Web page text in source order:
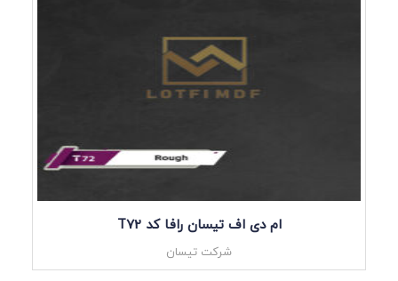
ام دی اف تیسان رافا کد T72
شرکت تیسان